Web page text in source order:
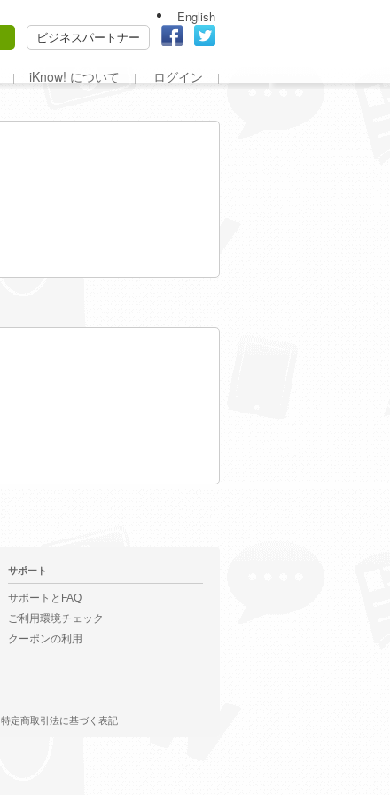
English
ビジネスパートナー
iKnow! について ログイン
サポート
サポートとFAQ
ご利用環境チェック
クーポンの利用
特定商取引法に基づく表記